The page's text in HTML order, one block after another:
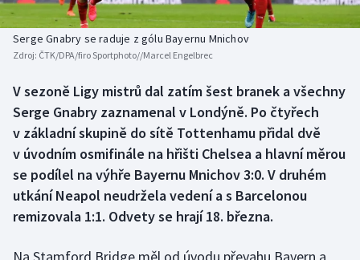
Basketbal
Biatlon
Boby a skeleton
Box
Curling
Cyklistika
Aplikace ČT sport
AZ kvíz
Serge Gnabry se raduje z gólu Bayernu Mnichov
Zdroj: ČTK/DPA/firo Sportphoto//Marcel Engelbrec
V sezoně Ligy mistrů dal zatím šest branek a všechny
Serge Gnabry zaznamenal v Londýně. Po čtyřech
v základní skupině do sítě Tottenhamu přidal dvě
v úvodním osmifinále na hřišti Chelsea a hlavní měrou
se podílel na výhře Bayernu Mnichov 3:0. V druhém
utkání Neapol neudržela vedení a s Barcelonou
remizovala 1:1. Odvety se hrají 18. března.